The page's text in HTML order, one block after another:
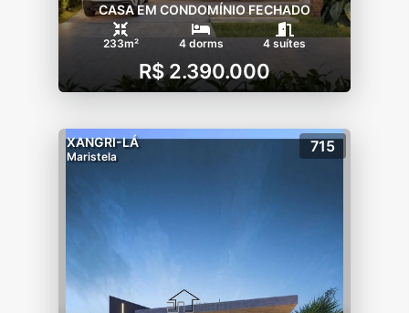
CASA EM CONDOMÍNIO FECHADO
233m² 4 dorms 4 suítes
R$ 2.390.000
XANGRI-LÁ
Maristela
715